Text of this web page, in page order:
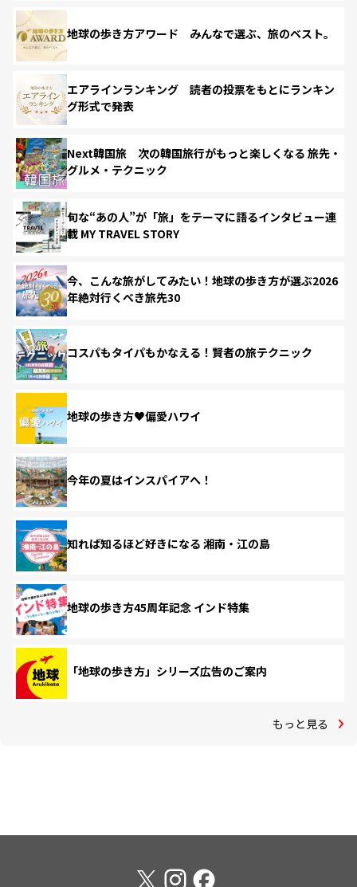
地球の歩き方アワード みんなで選ぶ、旅のベスト。
エアラインランキング 読者の投票をもとにランキン
グ形式で発表
Next韓国旅 次の韓国旅行がもっと楽しくなる 旅先・
グルメ・テクニック
旬な“あの人”が「旅」をテーマに語るインタビュー連
載 MY TRAVEL STORY
今、こんな旅がしてみたい！地球の歩き方が選ぶ2026
年絶対行くべき旅先30
コスパもタイパもかなえる！賢者の旅テクニック
地球の歩き方♥偏愛ハワイ
今年の夏はインスパイアへ！
知れば知るほど好きになる 湘南・江の島
地球の歩き方45周年記念 インド特集
「地球の歩き方」シリーズ広告のご案内
もっと見る